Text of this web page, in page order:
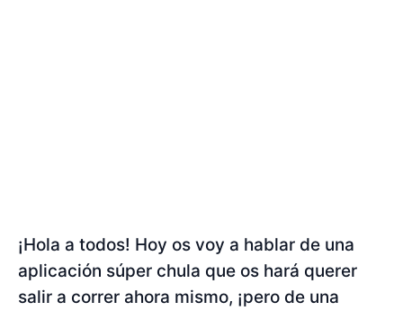
¡Hola a todos! Hoy os voy a hablar de una
aplicación súper chula que os hará querer
salir a correr ahora mismo, ¡pero de una